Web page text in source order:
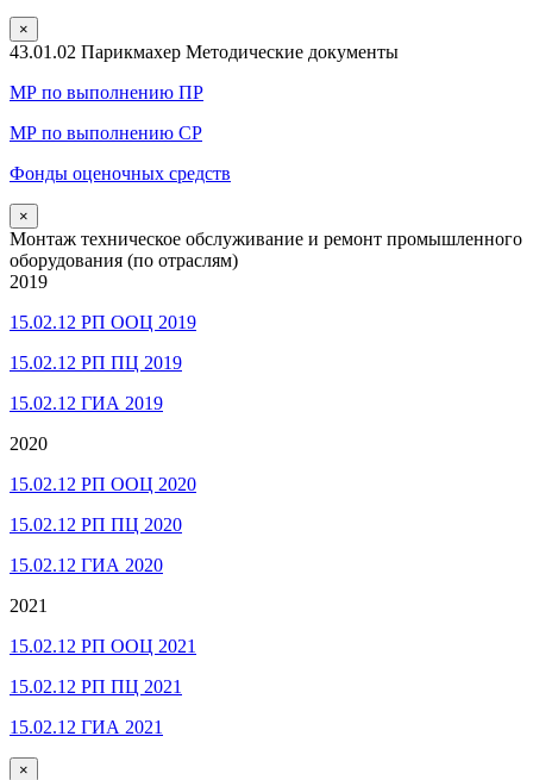
×
43.01.02 Парикмахер Методические документы
МР по выполнению ПР
МР по выполнению СР
Фонды оценочных средств
×
Монтаж техническое обслуживание и ремонт промышленного
оборудования (по отраслям)
2019
15.02.12 РП ООЦ 2019
15.02.12 РП ПЦ 2019
15.02.12 ГИА 2019
2020
15.02.12 РП ООЦ 2020
15.02.12 РП ПЦ 2020
15.02.12 ГИА 2020
2021
15.02.12 РП ООЦ 2021
15.02.12 РП ПЦ 2021
15.02.12 ГИА 2021
×